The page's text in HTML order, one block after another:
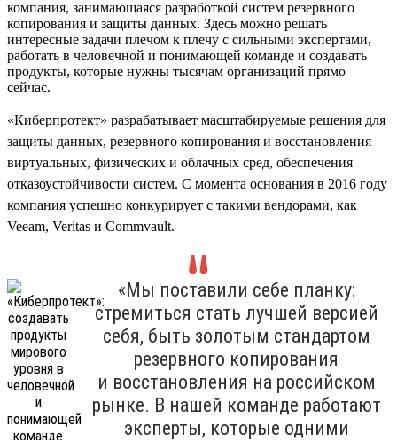
компания, занимающаяся разработкой систем резервного
копирования и защиты данных. Здесь можно решать
интересные задачи плечом к плечу с сильными экспертами,
работать в человечной и понимающей команде и создавать
продукты, которые нужны тысячам организаций прямо
сейчас.
«Киберпротект» разрабатывает масштабируемые решения для
защиты данных, резервного копирования и восстановления
виртуальных, физических и облачных сред, обеспечения
отказоустойчивости систем. С момента основания в 2016 году
компания успешно конкурирует с такими вендорами, как
Veeam, Veritas и Commvault.
«Мы поставили себе планку:
стремиться стать лучшей версией
себя, быть золотым стандартом
резервного копирования
и восстановления на российском
рынке. В нашей команде работают
эксперты, которые одними